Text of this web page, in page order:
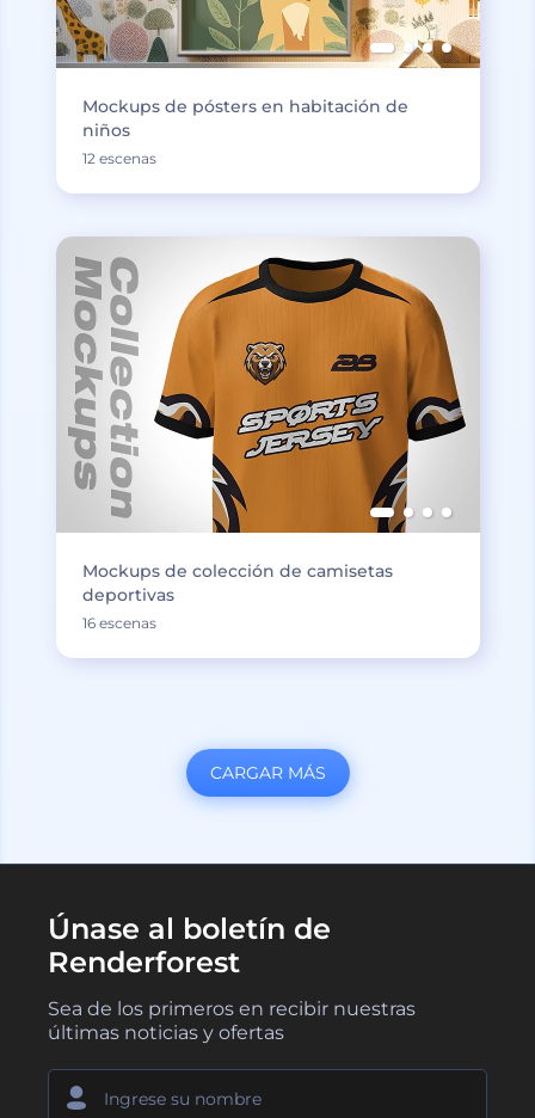
Mockups de pósters en habitación de
niños
12 escenas
Mockups de colección de camisetas
deportivas
16 escenas
CARGAR MÁS
Únase al boletín de
Renderforest
Sea de los primeros en recibir nuestras
últimas noticias y ofertas